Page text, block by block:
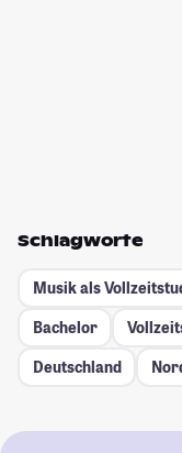
Schlagworte
Musik als
Bachelor
Deutschland